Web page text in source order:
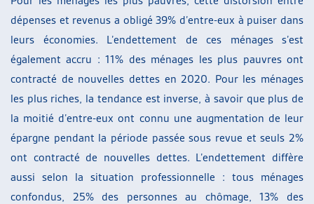
dépenses et revenus a obligé 39% d’entre-eux à puiser dans
leurs économies. L’endettement de ces ménages s’est
également accru : 11% des ménages les plus pauvres ont
contracté de nouvelles dettes en 2020. Pour les ménages
les plus riches, la tendance est inverse, à savoir que plus de
la moitié d’entre-eux ont connu une augmentation de leur
épargne pendant la période passée sous revue et seuls 2%
ont contracté de nouvelles dettes. L’endettement diffère
aussi selon la situation professionnelle : tous ménages
confondus, 25% des personnes au chômage, 13% des